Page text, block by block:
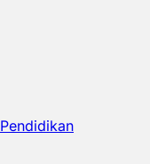
Pendidikan